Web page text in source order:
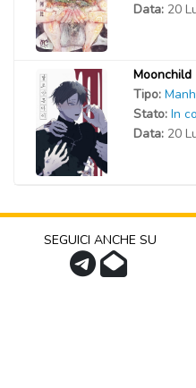
Data: 20
Moonchild
Tipo:
Stato: In
Data: 20
SEGUICI ANCHE SU